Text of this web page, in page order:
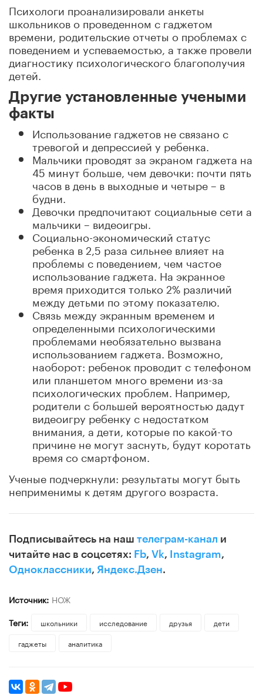
Психологи проанализировали анкеты
школьников о проведенном с гаджетом
времени, родительские отчеты о проблемах с
поведением и успеваемостью, а также провели
диагностику психологического благополучия
детей.
Другие установленные учеными
факты
Использование гаджетов не связано с
тревогой и депрессией у ребенка.
Мальчики проводят за экраном гаджета на
45 минут больше, чем девочки: почти пять
часов в день в выходные и четыре – в
будни.
Девочки предпочитают социальные сети а
мальчики – видеоигры.
Социально-экономический статус
ребенка в 2,5 раза сильнее влияет на
проблемы с поведением, чем частое
использование гаджета. На экранное
время приходится только 2% различий
между детьми по этому показателю.
Связь между экранным временем и
определенными психологическими
проблемами необязательно вызвана
использованием гаджета. Возможно,
наоборот: ребенок проводит с телефоном
или планшетом много времени из-за
психологических проблем. Например,
родители с большей вероятностью дадут
видеоигру ребенку с недостатком
внимания, а дети, которые по какой-то
причине не могут заснуть, будут коротать
время со смартфоном.
Ученые подчеркнули: результаты могут быть
неприменимы к детям другого возраста.
Подписывайтесь на наш телеграм-канал и
читайте нас в соцсетях: Fb, Vk, Instagram,
Одноклассники, Яндекс.Дзен.
Источник: НОЖ
Теги:
школьники исследование друзья
дети
гаджеты
аналитика